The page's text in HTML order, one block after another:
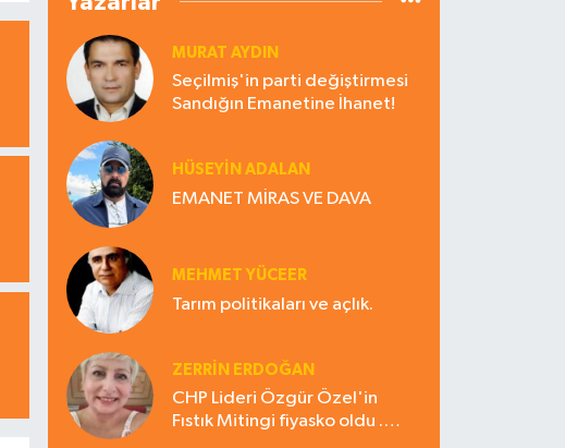
MURAT AYDIN
Seçilmiş'in parti değiştirmesi
Sandığın Emanetine İhanet!
HÜSEYIN ADALAN
EMANET MİRAS VE DAVA
MEHMET YÜCEER
Tarım politikaları ve açlık.
ZERRIN ERDOĞAN
CHP Lideri Özgür Özel'in
Fıstık Mitingi fiyasko oldu .